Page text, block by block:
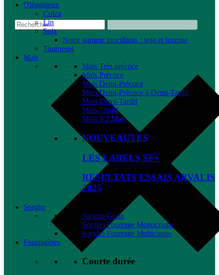
Oléagineux
Colza
Lin
Soja
Notre gamme inoculants : soja et luzerne
Tournesol
Maïs
Maïs Très précoce
Maïs Précoce
Maïs Demi-Précoce
Maïs Demi-Précoce à Demi-Tardif
Maïs Demi-Tardif
Maïs Tardif
Maïs V2 Max
NOUVEAUTES
LES LABELS SF+
RESULTATS ESSAIS ARVALIS
2025
Sorgho
Sorgho Grain
Sorgho Fourrage Monocoupe
Sorgho Fourrage Multicoupe
Fourragères
Courte durée